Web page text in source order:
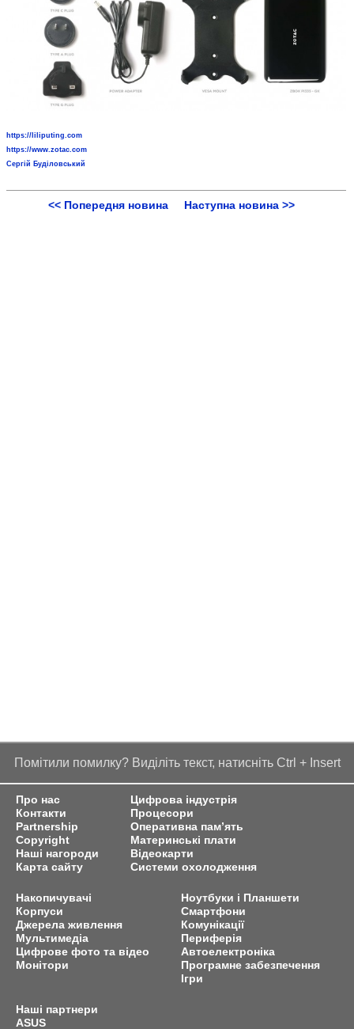
https://liliputing.com
https://www.zotac.com
Сергій Буділовський
<< Попередня новина Наступна новина >>
Помітили помилку? Виділіть текст, натисніть Ctrl + Insert
Про нас
Контакти
Partnership
Copyright
Наші нагороди
Карта сайту
Цифрова індустрія
Процесори
Оперативна пам’ять
Материнські плати
Відеокарти
Системи охолодження
Накопичувачі
Корпуси
Джерела живлення
Мультимедіа
Цифрове фото та відео
Монітори
Ноутбуки і Планшети
Смартфони
Комунікації
Периферія
Автоелектроніка
Програмне забезпечення
Ігри
Наші партнери
ASUS